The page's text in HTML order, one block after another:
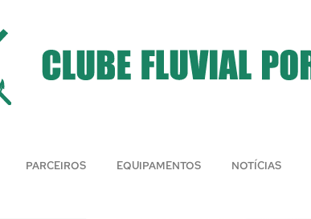
PARCEIROS EQUIPAMENTOS NOTÍCIAS